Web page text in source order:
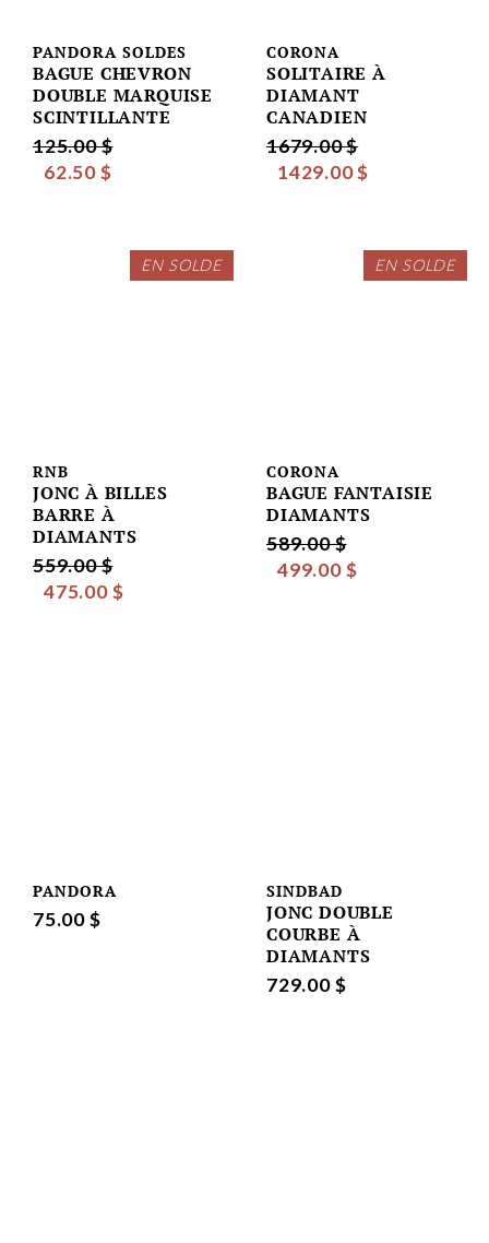
PANDORA SOLDES
BAGUE CHEVRON
DOUBLE MARQUISE
SCINTILLANTE
125.00 $
62.50 $
CORONA
SOLITAIRE À
DIAMANT
CANADIEN
1679.00 $
1429.00 $
EN SOLDE
RNB
JONC À BILLES
BARRE À
DIAMANTS
559.00 $
475.00 $
EN SOLDE
CORONA
BAGUE FANTAISIE
DIAMANTS
589.00 $
499.00 $
PANDORA
75.00 $
SINDBAD
JONC DOUBLE
COURBE À
DIAMANTS
729.00 $